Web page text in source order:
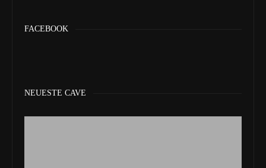
FACEBOOK
NEUESTE CAVE